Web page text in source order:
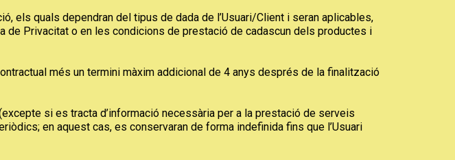
els quals dependran del tipus de dada de l’Usuari/Client i seran aplicables,
de Privacitat o en les condicions de prestació de cadascun dels productes i
més un termini màxim addicional de 4 anys després de la finalització
si es tracta d’informació necessària per a la prestació de serveis
en aquest cas, es conservaran de forma indefinida fins que l’Usuari